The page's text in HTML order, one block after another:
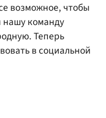
возможное, чтобы
нашу команду
Теперь
в социальной